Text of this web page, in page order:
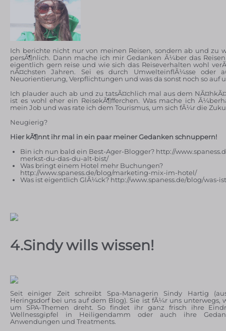
Ich berichte nicht nur von meinen Reisen, sondern ab und zu
persÃ¶nlich. Dann mache ich mir Gedanken Ã¼ber das
eigentlich gern reise und wie sich das Reiseverhalten wohl
nÃ¤chsten Jahren. Sei es durch UmwelteinflÃ¼sse oder
Neuorientierung, Verpflichtungen und was da sonst noch so auf
Ich plauder auch ab und zu tatsÃ¤chlich mal aus dem
ist es wohl eher ein ReisekÃ¶fferchen. Was mache ich
mein Job und was rate ich dem Tourismus, um sich fÃ¼r die
Neugierig?
Hier kÃ¶nnt ihr mal in ein paar meiner Gedanken schnuppern!
Bin ich nun bald ein Best-Ager-Blogger? http://
merkst-du-das-du-alt-bist/
Was bringt einem Hotel mehr Buchungen?
http://www.spaness.de/blog/marketing-mix-im-hotel/
Was ist eigentlich GlÃ¼ck? http://www.spaness.de/blog/was-
4.Sindy wills wissen!
Seit einiger Zeit schreibt Spa-Managerin Sindy Hartig
Heringsdorf bei uns auf dem Blog). Sie ist fÃ¼r uns unterwegs,
um SPA-Themen dreht. So findet ihr ganz frisch ihre
Wellnessgipfel in Heiligendamm oder auch ihre
Anwendungen und Treatments.